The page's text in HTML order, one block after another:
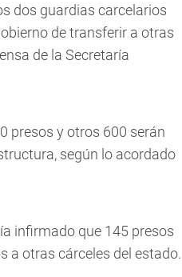
dos guardias carcelarios
de transferir a otras
de la Secretaría
presos y otros 600 serán
según lo acordado
infirmado que 145 presos
a otras cárceles del estado.